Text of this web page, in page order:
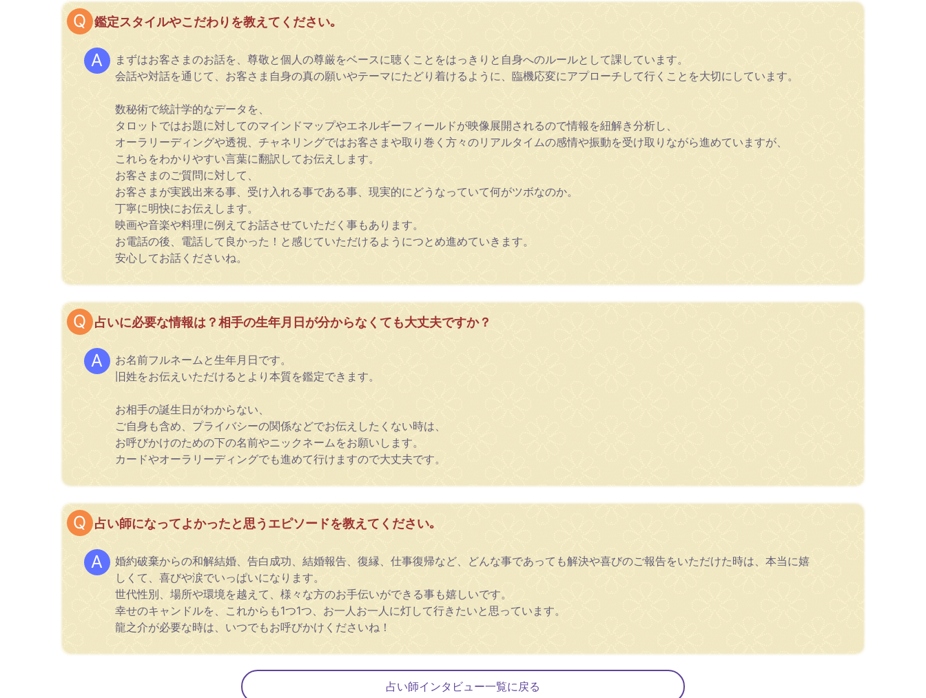
鑑定スタイルやこだわりを教えてください｡
まずはお客さまのお話を、尊敬と個人の尊厳をベースに聴くことをはっきりと自身へのルールとして課しています。
会話や対話を通じて、お客さま自身の真の願いやテーマにたどり着けるように、臨機応変にアプローチして行くことを大切にしています。
数秘術で統計学的なデータを、
タロットではお題に対してのマインドマップやエネルギーフィールドが映像展開されるので情報を紐解き分析し、
オーラリーディングや透視、チャネリングではお客さまや取り巻く方々のリアルタイムの感情や振動を受け取りながら進めていますが、
これらをわかりやすい言葉に翻訳してお伝えします。
お客さまのご質問に対して、
お客さまが実践出来る事、受け入れる事である事、現実的にどうなっていて何がツボなのか。
丁寧に明快にお伝えします。
映画や音楽や料理に例えてお話させていただく事もあります。
お電話の後、電話して良かった！と感じていただけるようにつとめ進めていきます。
安心してお話くださいね。
占いに必要な情報は？相手の生年月日が分からなくても大丈夫ですか？
お名前フルネームと生年月日です。
旧姓をお伝えいただけるとより本質を鑑定できます。
お相手の誕生日がわからない、
ご自身も含め、プライバシーの関係などでお伝えしたくない時は、
お呼びかけのための下の名前やニックネームをお願いします。
カードやオーラリーディングでも進めて行けますので大丈夫です。
占い師になってよかったと思うエピソードを教えてください｡
婚約破棄からの和解結婚、告白成功、結婚報告、復縁、仕事復帰など、どんな事であっても解決や喜びのご報告をいただけた時は、本当に嬉
しくて、喜びや涙でいっぱいになります。
世代性別、場所や環境を越えて、様々な方のお手伝いができる事も嬉しいです。
幸せのキャンドルを、これからも1つ1つ、お一人お一人に灯して行きたいと思っています。
龍之介が必要な時は、いつでもお呼びかけくださいね！
占い師インタビュー一覧に戻る